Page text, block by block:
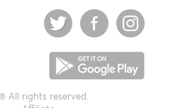
All rights reserved.